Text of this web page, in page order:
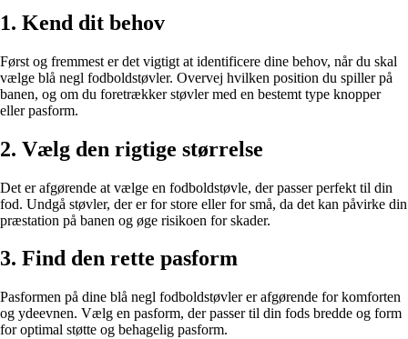
1. Kend dit behov
Først og fremmest er det vigtigt at identificere dine behov, når du skal
vælge blå negl fodboldstøvler. Overvej hvilken position du spiller på
banen, og om du foretrækker støvler med en bestemt type knopper
eller pasform.
2. Vælg den rigtige størrelse
Det er afgørende at vælge en fodboldstøvle, der passer perfekt til din
fod. Undgå støvler, der er for store eller for små, da det kan påvirke din
præstation på banen og øge risikoen for skader.
3. Find den rette pasform
Pasformen på dine blå negl fodboldstøvler er afgørende for komforten
og ydeevnen. Vælg en pasform, der passer til din fods bredde og form
for optimal støtte og behagelig pasform.